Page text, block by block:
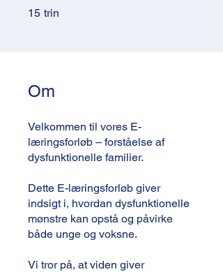
15 trin
Om
Velkommen til vores E-
læringsforløb – forståelse af
dysfunktionelle familier.
Dette E-læringsforløb giver
indsigt i, hvordan dysfunktionelle
mønstre kan opstå og påvirke
både unge og voksne.
Vi tror på, at viden giver